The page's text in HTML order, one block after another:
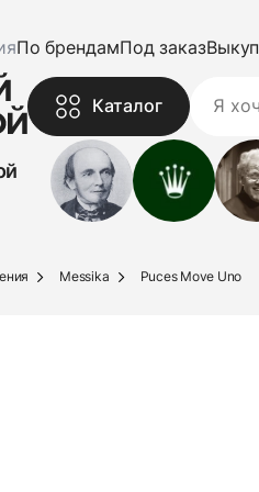
По брендамПод заказВыкуп
Каталог
Messika Puces Move Uno